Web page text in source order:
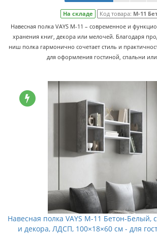
На складе Код товара: M-11
Навесная полка VAYS M-11 – современное и
хранения книг, декора или мелочей. Благодаря
ниш полка гармонично сочетает стиль и
для оформления гостиной, спальни
Навесная полка VAYS M-11 Бетон-Белый,
и декора, ЛДСП, 100×18×60 см - для